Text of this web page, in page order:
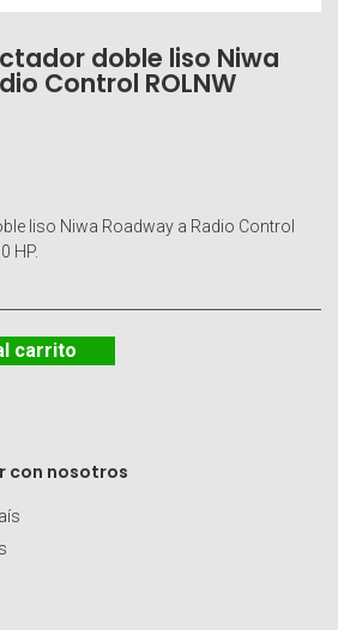
doble liso Niwa
Control ROLNW
liso Niwa Roadway a Radio Control
HP.
carrito
con nosotros